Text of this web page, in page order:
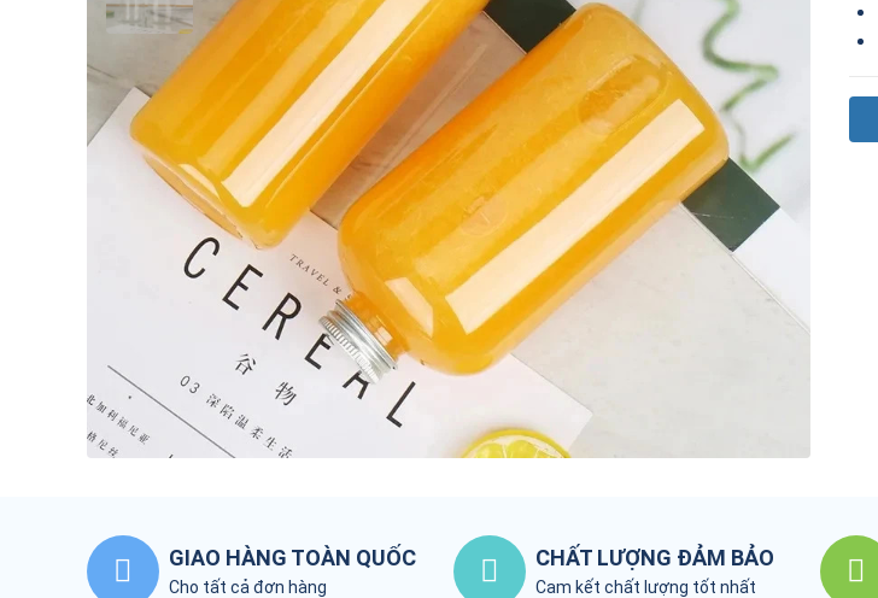
GIAO HÀNG TOÀN QUỐC
Cho tất cả đơn hàng
CHẤT LƯỢNG ĐẢM BẢO
Cam kết chất lượng tốt nhất